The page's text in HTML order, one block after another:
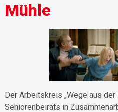
Mühle
Der Arbeitskreis „Wege aus der
Seniorenbeirats in